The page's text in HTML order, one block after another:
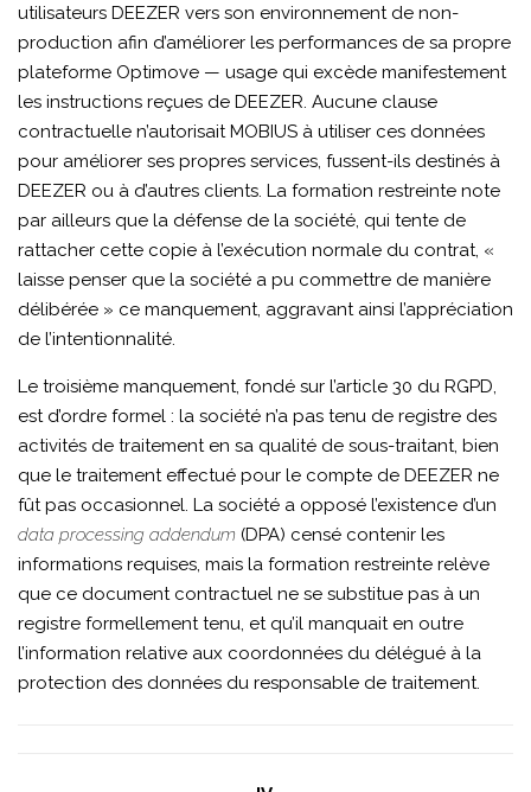
utilisateurs DEEZER vers son environnement de non-
production afin d’améliorer les performances de sa propre
plateforme Optimove — usage qui excède manifestement
les instructions reçues de DEEZER. Aucune clause
contractuelle n’autorisait MOBIUS à utiliser ces données
pour améliorer ses propres services, fussent-ils destinés à
DEEZER ou à d’autres clients. La formation restreinte note
par ailleurs que la défense de la société, qui tente de
rattacher cette copie à l’exécution normale du contrat, «
laisse penser que la société a pu commettre de manière
délibérée » ce manquement, aggravant ainsi l’appréciation
de l’intentionnalité.
Le troisième manquement, fondé sur l’article 30 du RGPD,
est d’ordre formel : la société n’a pas tenu de registre des
activités de traitement en sa qualité de sous-traitant, bien
que le traitement effectué pour le compte de DEEZER ne
fût pas occasionnel. La société a opposé l’existence d’un
data processing addendum (DPA) censé contenir les
informations requises, mais la formation restreinte relève
que ce document contractuel ne se substitue pas à un
registre formellement tenu, et qu’il manquait en outre
l’information relative aux coordonnées du délégué à la
protection des données du responsable de traitement.